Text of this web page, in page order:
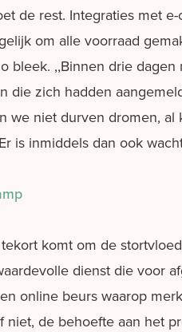
de rest. Integraties met
om alle voorraad
bleek. ,,Binnen drie
zich hadden
we niet durven dromen,
inmiddels dan ook
komt om de
dienst die voor
online beurs waarop
de behoefte aan het